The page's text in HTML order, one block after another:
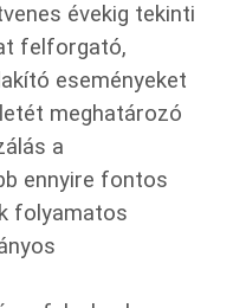
évekig tekinti
felforgató,
eseményeket
meghatározó
a
ennyire fontos
folyamatos